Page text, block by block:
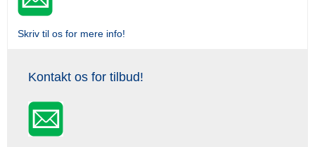
Skriv til os for mere info!
Kontakt os for tilbud!